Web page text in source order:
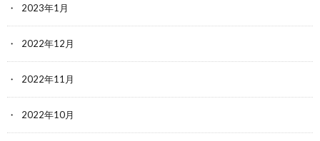
2023年1月
2022年12月
2022年11月
2022年10月